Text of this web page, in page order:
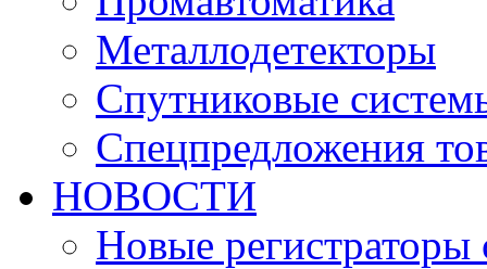
Металлодетекторы
Спутниковые
Спецпредложения
НОВОСТИ
Новые регистраторы